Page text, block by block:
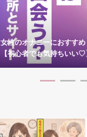
女性のオナニーにおすす
【初心者でも気持ちいい♡